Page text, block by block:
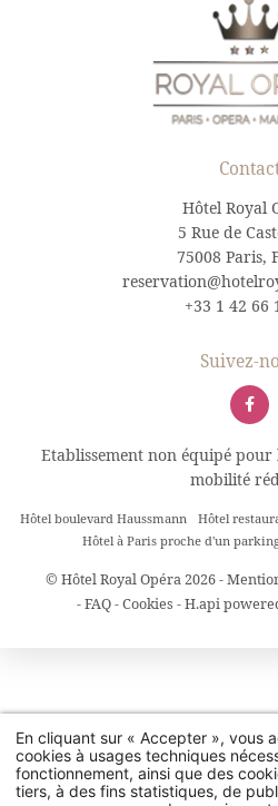
Hôtel Royal
5 Rue de
75008 Paris,
+33 1 42 66
Suivez-
Etablissement non équipé pour
mobilité
Hôtel boulevard Haussmann Hôtel
Hôtel à Paris proche d'un
© Hôtel Royal Opéra 2026 -
-FAQ-Cookies -H.api
En cliquant sur « Accepter », vous
cookies à usages techniques
fonctionnement, ainsi que des
tiers, à des fins statistiques, de